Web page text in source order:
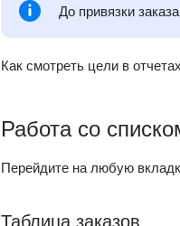
До привязки
Как смотреть цели в
Работа со
Перейдите на любую
Таблица заказов